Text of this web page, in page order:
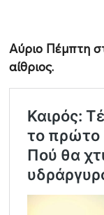
Αύριο Πέμπτη
αίθριος.